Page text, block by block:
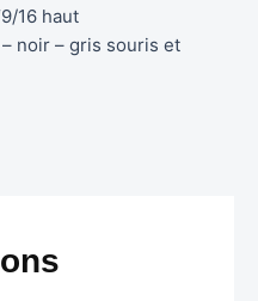
16 haut
noir – gris souris et